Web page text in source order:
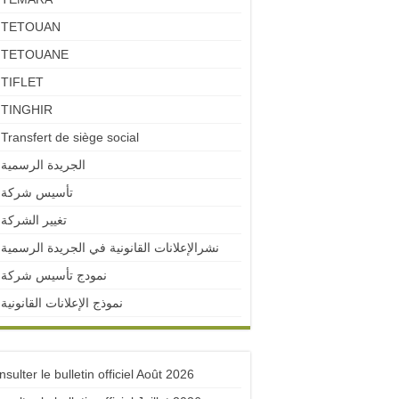
TETOUAN
TETOUANE
TIFLET
TINGHIR
Transfert de siège social
الجريدة الرسمية
تأسيس شركة
تغيير الشركة
نشرالإعلانات القانونية في الجريدة الرسمية
نمودج تأسيس شركة
نموذج الإعلانات القانونية
le bulletin officiel Août 2026